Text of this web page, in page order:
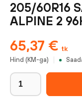
205/60R16
ALPINE 2
65,37 € tk
Hind (KM-ga)